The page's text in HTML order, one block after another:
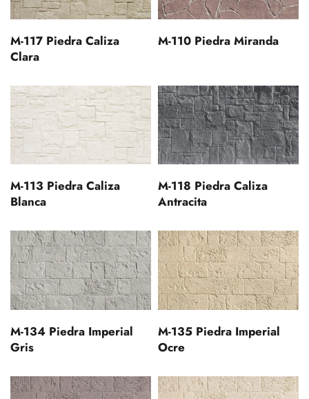
M-117 Piedra Caliza
Clara
M-110 Piedra Miranda
M-113 Piedra Caliza
Blanca
M-118 Piedra Caliza
Antracita
M-134 Piedra Imperial
Gris
M-135 Piedra Imperial
Ocre